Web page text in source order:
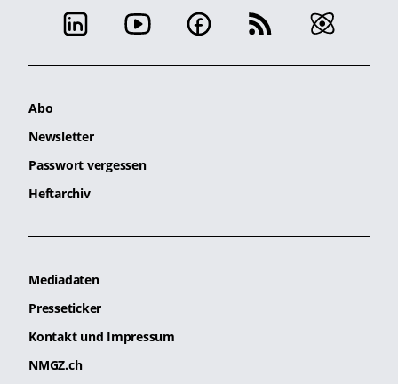
Abo
Newsletter
Passwort vergessen
Heftarchiv
Mediadaten
Presseticker
Kontakt und Impressum
NMGZ.ch